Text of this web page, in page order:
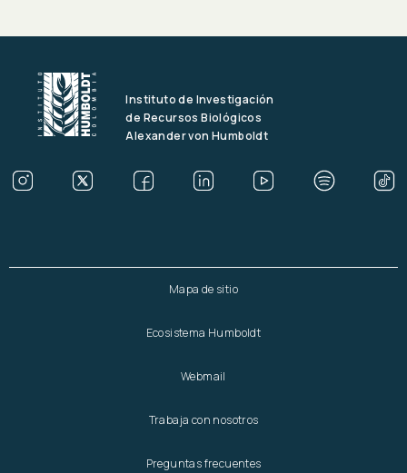
Instituto de Investigación
de Recursos Biológicos
Alexander von Humboldt
Mapa de sitio
Ecosistema Humboldt
Webmail
Trabaja con nosotros
Preguntas frecuentes